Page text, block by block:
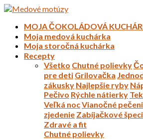
MOJA ČOKOLÁDOVÁ
Moja medová kuchárka
Moja storočná kuchárka
Recepty
Všetko Chutné polievky
pre deti Grilovačka
zákusky Najlepšie ryby
Pečivo Rýchle nátierky
Veľká nocVianočné
zjedenie Zabíjačkové
Zdravé a fit
Chutné polievky